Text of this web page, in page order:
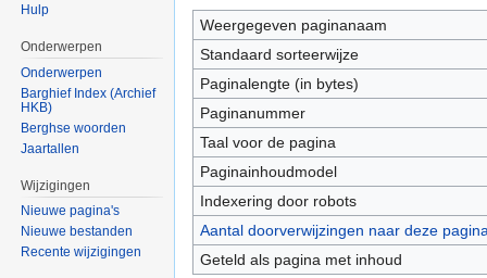
Weergegeven paginanaam
Standaard sorteerwijze
Paginalengte (in bytes)
Paginanummer
Taal voor de pagina
Paginainhoudmodel
Indexering door robots
Aantal doorverwijzingen naar deze
Geteld als pagina met inhoud
Hulp
Onderwerpen
Onderwerpen
Barghief Index (Archief
HKB)
Berghse woorden
Jaartallen
Wijzigingen
Nieuwe pagina's
Nieuwe bestanden
Recente wijzigingen